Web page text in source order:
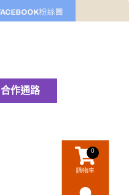
合作通路
購物車
0